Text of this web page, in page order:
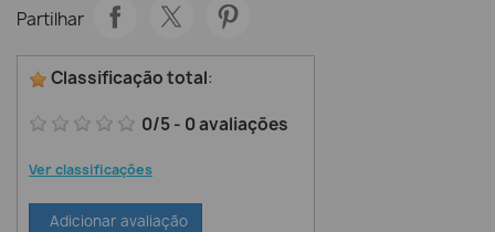
Partilhar
Classificação total:
0/5- 0avaliações
Ver classificações
Adicionar avaliação